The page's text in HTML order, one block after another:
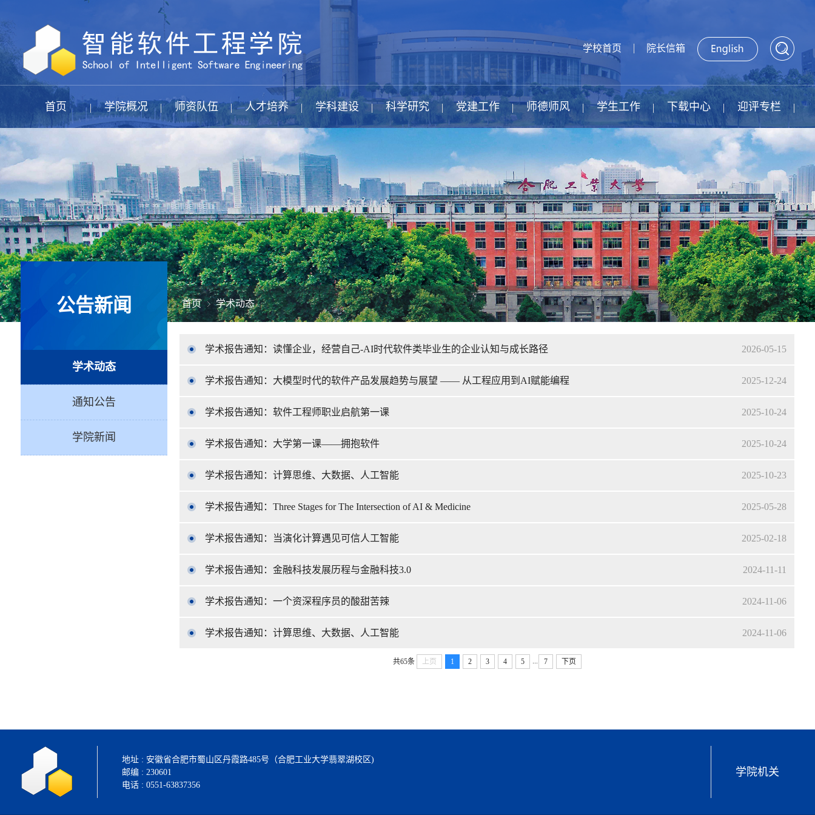
学校首页 院长信箱
首页 学院概况 师资队伍 人才培养 学科建设 科学研究 党建工作 师德师风 学生工作 下载中心 迎评专栏
公告新闻
学术动态
通知公告
学院新闻
首页 学术动态
学术报告通知：读懂企业，经营自己-AI时代软件类毕业生的企业认知与成长路径 2026-05-15
学术报告通知：大模型时代的软件产品发展趋势与展望 —— 从工程应用到AI赋能编程 2025-12-24
学术报告通知：软件工程师职业启航第一课 2025-10-24
学术报告通知：大学第一课——拥抱软件 2025-10-24
学术报告通知：计算思维、大数据、人工智能 2025-10-23
学术报告通知：Three Stages for The Intersection of AI & Medicine 2025-05-28
学术报告通知：当演化计算遇见可信人工智能 2025-02-18
学术报告通知：金融科技发展历程与金融科技3.0 2024-11-11
学术报告通知：一个资深程序员的酸甜苦辣 2024-11-06
学术报告通知：计算思维、大数据、人工智能 2024-11-06
共65条 上页 1 2 3 4 5 7 下页
地址 : 安徽省合肥市蜀山区丹霞路485号（合肥工业大学翡翠湖校区)
邮编 : 230601
电话 : 0551-63837356
学院机关